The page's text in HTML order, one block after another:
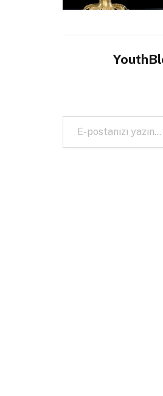
E-postanızı yazın…